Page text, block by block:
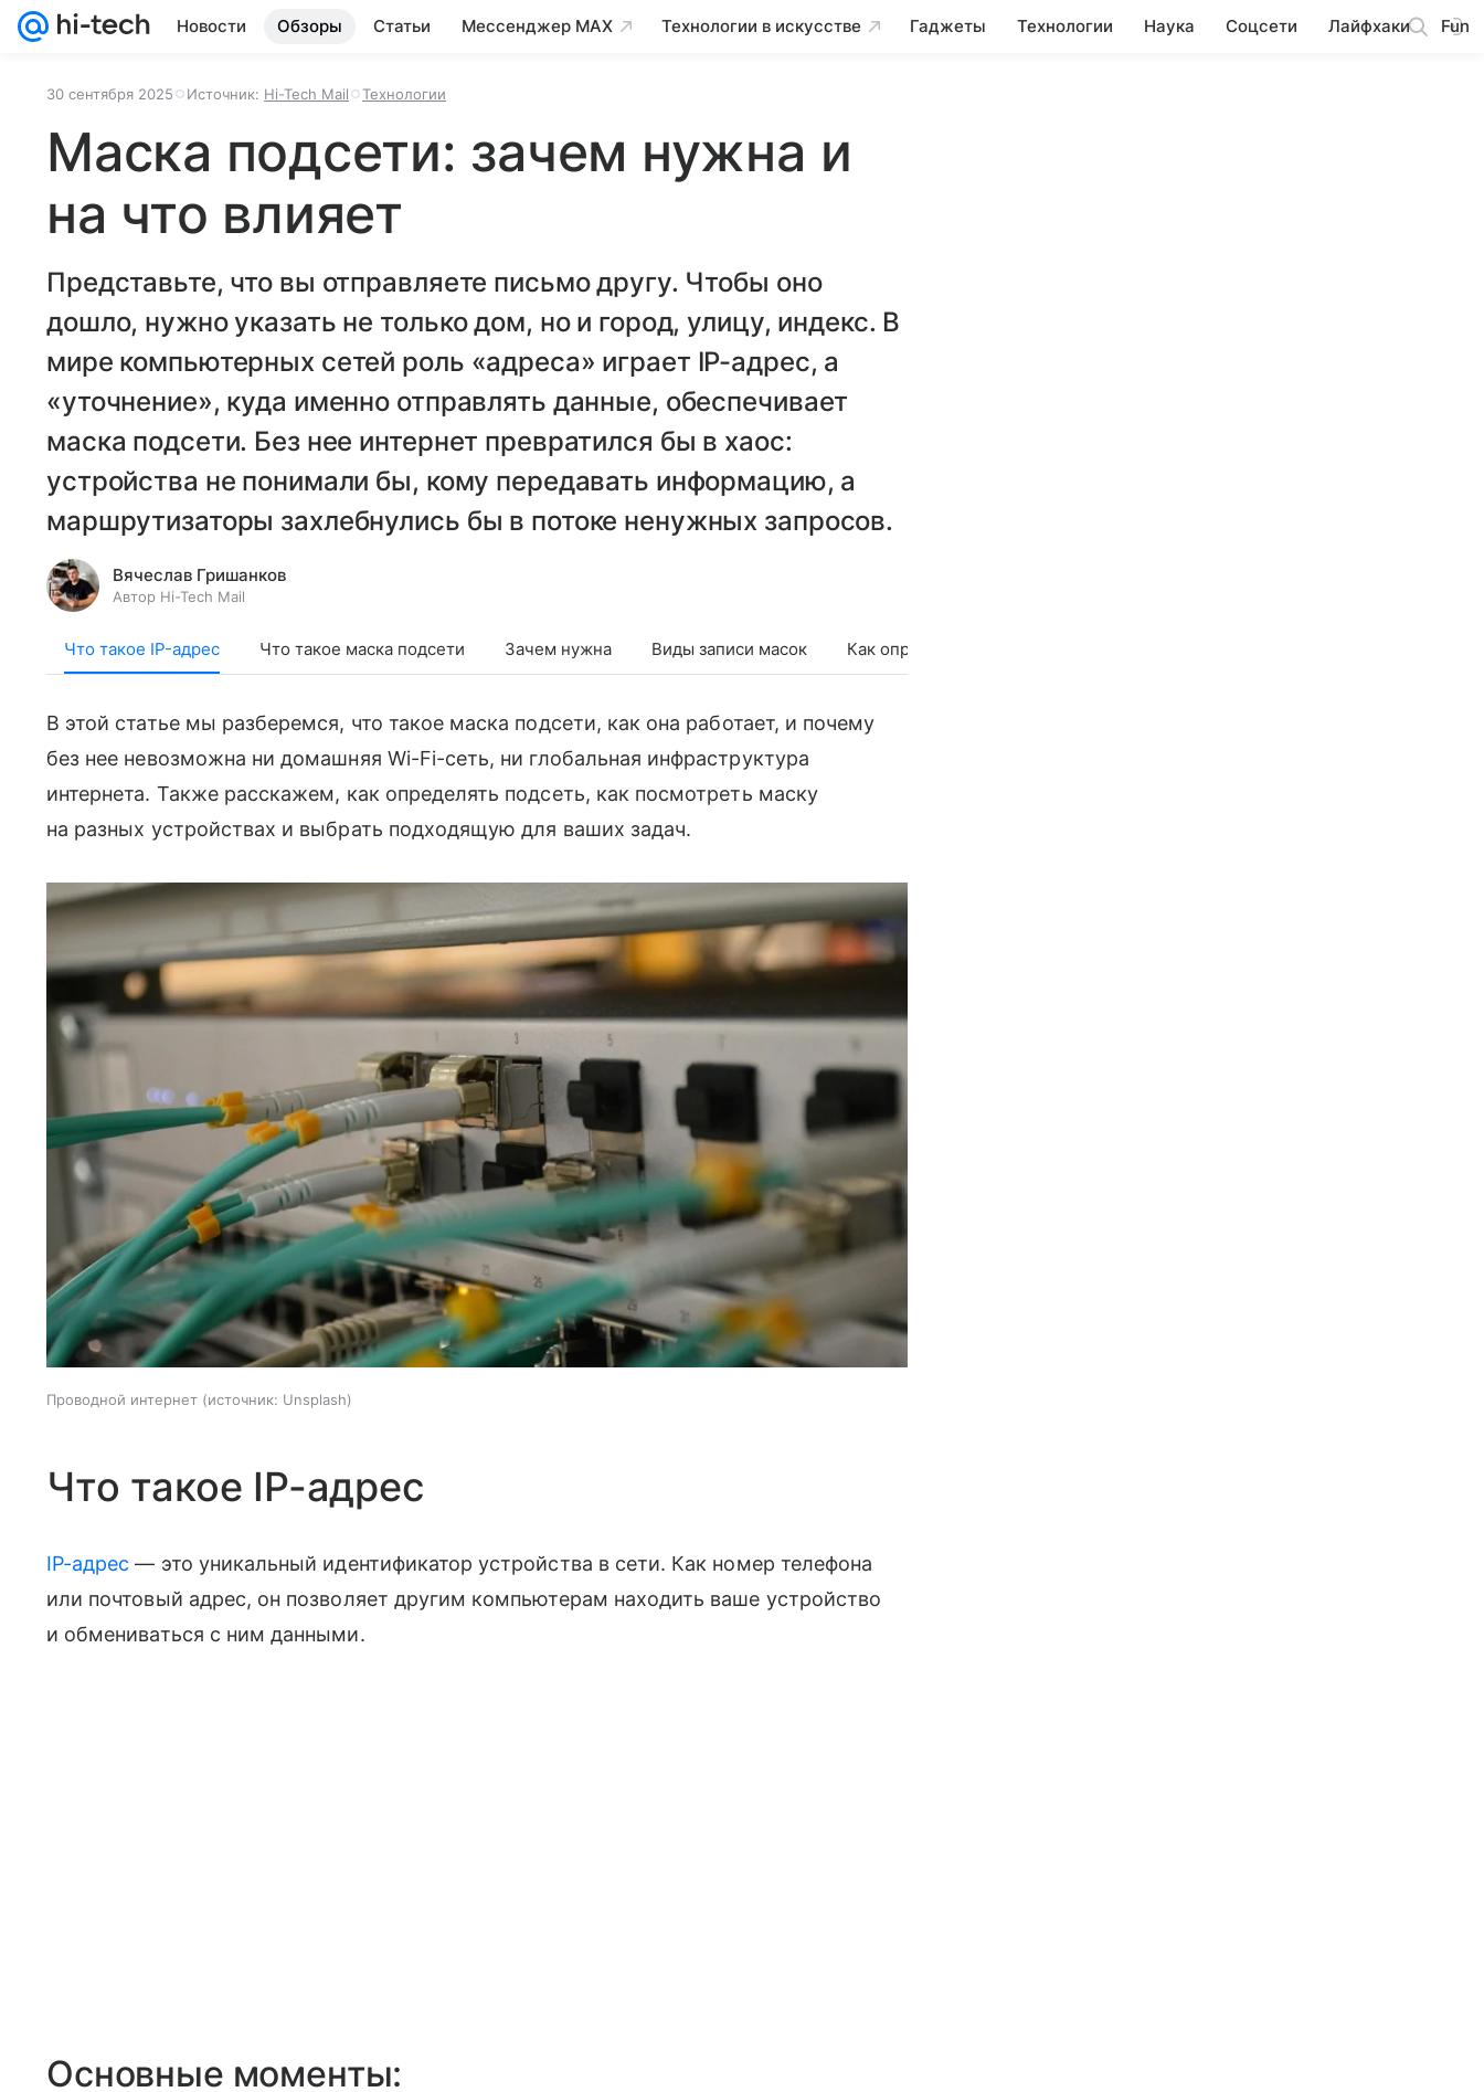
Новости Обзоры Статьи Мессенджер MAX Технологии в искусстве Гаджеты Технологии Наука Соцсети Лайфхаки Fun
30 сентября 2025 Источник: Hi-Tech Mail Технологии
Маска подсети: зачем нужна и
на что влияет
Представьте, что вы отправляете письмо другу. Чтобы оно
дошло, нужно указать не только дом, но и город, улицу, индекс. В
мире компьютерных сетей роль «адреса» играет IP-адрес, а
«уточнение», куда именно отправлять данные, обеспечивает
маска подсети. Без нее интернет превратился бы в хаос:
устройства не понимали бы, кому передавать информацию, а
маршрутизаторы захлебнулись бы в потоке ненужных запросов.
Вячеслав Гришанков
Автор Hi-Tech Mail
Что такое IP-адрес Что такое маска подсети Зачем нужна Виды записи масок Как определить подсеть
В этой статье мы разберемся, что такое маска подсети, как она работает, и почему
без нее невозможна ни домашняя Wi-Fi-сеть, ни глобальная инфраструктура
интернета. Также расскажем, как определять подсеть, как посмотреть маску
на разных устройствах и выбрать подходящую для ваших задач.
Проводной интернет источник: Unsplash
Что такое IP-адрес
IP-адрес — это уникальный идентификатор устройства в сети. Как номер телефона
или почтовый адрес, он позволяет другим компьютерам находить ваше устройство
и обмениваться с ним данными.
Основные моменты: